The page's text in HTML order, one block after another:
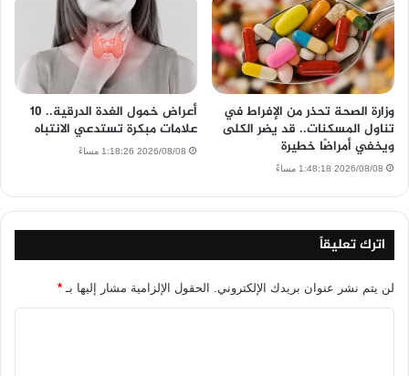
وزارة الصحة تحذر من الإفراط في
تناول المسكنات.. قد يضر الكلى
ويخفي أمراضًا خطيرة
2026/08/08 1:48:18 مساءً
أعراض خمول الغدة الدرقية.. 10
علامات مبكرة تستدعي الانتباه
2026/08/08 1:18:26 مساءً
اترك تعليقاً
لن يتم نشر عنوان بريدك الإلكتروني. الحقول الإلزامية مشار إليها بـ *